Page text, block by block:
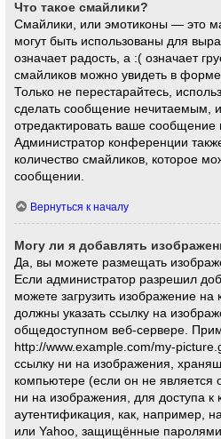
Что такое смайлики?
Смайлики, или эмотиконы — это
могут быть использованы для
означает радость, а :( означает
смайликов можно увидеть в
Только не перестарайтесь,
сделать сообщение нечитаемым,
отредактировать ваше сообщение
Администратор конференции
количество смайликов, которое
сообщении.
Вернуться к началу
Могу ли я добавлять
Да, вы можете размещать
Если администратор разрешил
можете загрузить изображение
должны указать ссылку на
общедоступном веб-сервере.
http://www.example.com/my-
ссылку ни на изображения,
компьютере (если он не является
ни на изображения, для доступа
аутентификация, как, например,
или Yahoo, защищённые паролями